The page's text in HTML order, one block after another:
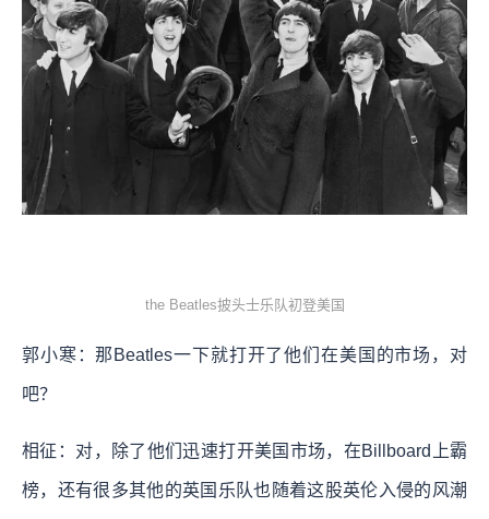
the Beatles披头士乐队初登美国
郭小寒：那Beatles一下就打开了他们在美国的市场，对
吧？
相征：对，除了他们迅速打开美国市场，在Billboard上霸
榜，还有很多其他的英国乐队也随着这股英伦入侵的风潮